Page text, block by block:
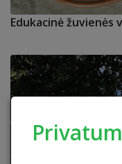
Edukacinė žuvienės